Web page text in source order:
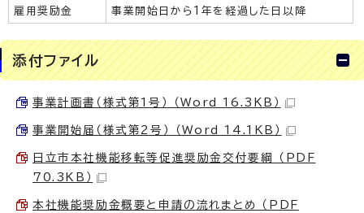
雇用奨励金 事業開始日から1年を経過した日以降
添付ファイル
事業計画書（様式第1号） （Word 16.3KB）
事業開始届（様式第2号） （Word 14.1KB）
日立市本社機能移転等促進奨励金交付要綱 （PDF
70.3KB）
本社機能奨励金概要と申請の流れまとめ （PDF